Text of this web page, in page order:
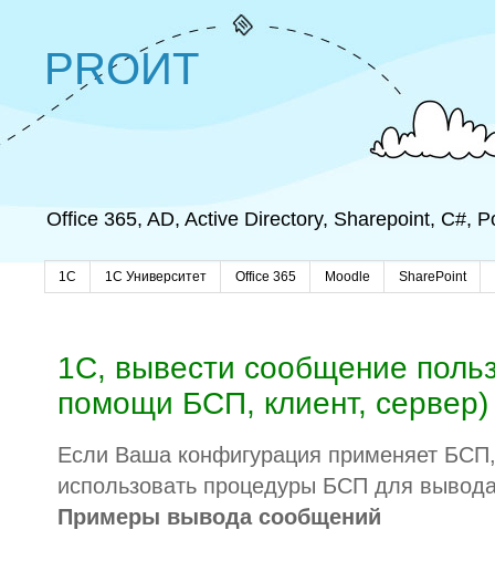
PROИТ
Office 365, AD, Active Directory, Sharepoint, C#,
1C 1С Университет Office 365 Moodle SharePoint
1С, вывести сообщение
помощи БСП, клиент, сервер)
Если Ваша конфигурация применяет
использовать процедуры БСП для
Примеры вывода сообщений